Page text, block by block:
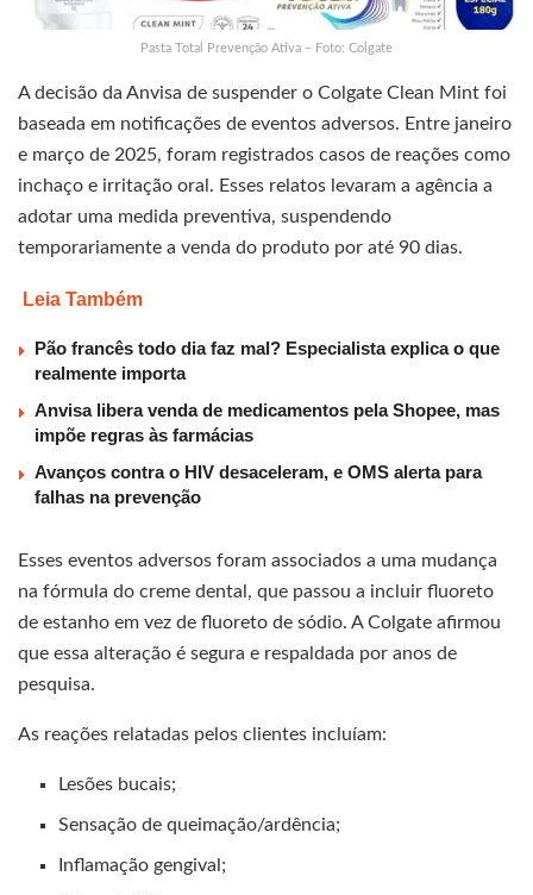
Pasta Total Prevenção Ativa – Foto: Colgate
A decisão da Anvisa de suspender o Colgate Clean Mint foi
baseada em notificações de eventos adversos. Entre janeiro
e março de 2025, foram registrados casos de reações como
inchaço e irritação oral. Esses relatos levaram a agência a
adotar uma medida preventiva, suspendendo
temporariamente a venda do produto por até 90 dias.
Leia Também
Pão francês todo dia faz mal? Especialista explica o que
realmente importa
Anvisa libera venda de medicamentos pela Shopee, mas
impõe regras às farmácias
Avanços contra o HIV desaceleram, e OMS alerta para
falhas na prevenção
Esses eventos adversos foram associados a uma mudança
na fórmula do creme dental, que passou a incluir fluoreto
de estanho em vez de fluoreto de sódio. A Colgate afirmou
que essa alteração é segura e respaldada por anos de
pesquisa.
As reações relatadas pelos clientes incluíam:
Lesões bucais;
Sensação de queimação/ardência;
Inflamação gengival;